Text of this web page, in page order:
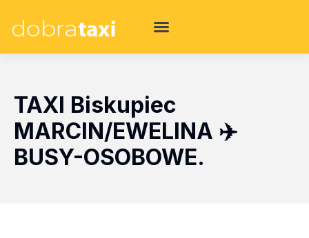
TAXI Biskupiec
MARCIN/EWELINA ✈️
BUSY-OSOBOWE.